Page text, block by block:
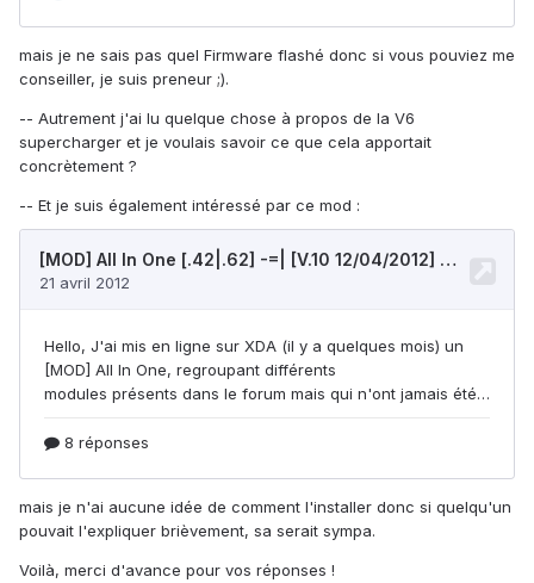
mais je ne sais pas quel Firmware flashé donc si vous pouviez me
conseiller, je suis preneur ;).
-- Autrement j'ai lu quelque chose à propos de la V6
supercharger et je voulais savoir ce que cela apportait
concrètement ?
-- Et je suis également intéressé par ce mod :
mais je n'ai aucune idée de comment l'installer donc si quelqu'un
pouvait l'expliquer brièvement, sa serait sympa.
Voilà, merci d'avance pour vos réponses !